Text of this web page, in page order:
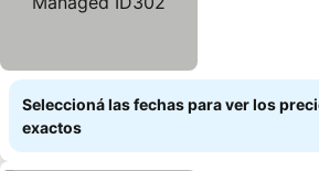
Seleccioná las fechas para ver los
exactos